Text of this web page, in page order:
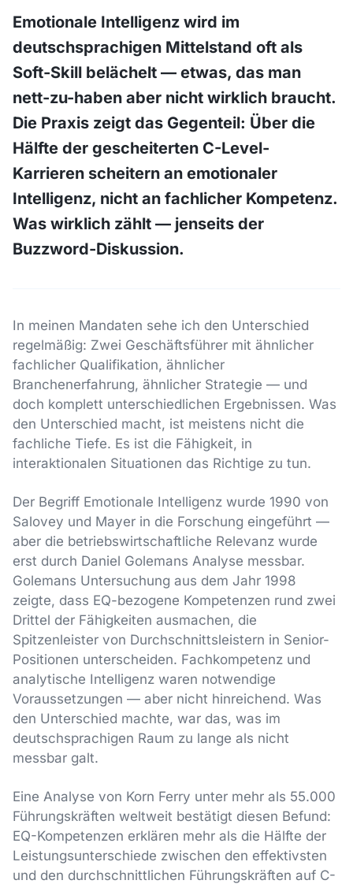
Emotionale Intelligenz wird im
deutschsprachigen Mittelstand oft als
Soft-Skill belächelt — etwas, das man
nett-zu-haben aber nicht wirklich braucht.
Die Praxis zeigt das Gegenteil: Über die
Hälfte der gescheiterten C-Level-
Karrieren scheitern an emotionaler
Intelligenz, nicht an fachlicher Kompetenz.
Was wirklich zählt — jenseits der
Buzzword-Diskussion.
In meinen Mandaten sehe ich den Unterschied
regelmäßig: Zwei Geschäftsführer mit ähnlicher
fachlicher Qualifikation, ähnlicher
Branchenerfahrung, ähnlicher Strategie — und
doch komplett unterschiedlichen Ergebnissen. Was
den Unterschied macht, ist meistens nicht die
fachliche Tiefe. Es ist die Fähigkeit, in
interaktionalen Situationen das Richtige zu tun.
Der Begriff Emotionale Intelligenz wurde 1990 von
Salovey und Mayer in die Forschung eingeführt —
aber die betriebswirtschaftliche Relevanz wurde
erst durch Daniel Golemans Analyse messbar.
Golemans Untersuchung aus dem Jahr 1998
zeigte, dass EQ-bezogene Kompetenzen rund zwei
Drittel der Fähigkeiten ausmachen, die
Spitzenleister von Durchschnittsleistern in Senior-
Positionen unterscheiden. Fachkompetenz und
analytische Intelligenz waren notwendige
Voraussetzungen — aber nicht hinreichend. Was
den Unterschied machte, war das, was im
deutschsprachigen Raum zu lange als nicht
messbar galt.
Eine Analyse von Korn Ferry unter mehr als 55.000
Führungskräften weltweit bestätigt diesen Befund:
EQ-Kompetenzen erklären mehr als die Hälfte der
Leistungsunterschiede zwischen den effektivsten
und den durchschnittlichen Führungskräften auf C-